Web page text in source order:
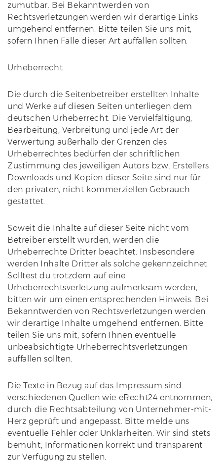
zumutbar. Bei Bekanntwerden von
Rechtsverletzungen werden wir derartige Links
umgehend entfernen. Bitte teilen Sie uns mit,
sofern Ihnen Fälle dieser Art auffallen sollten.
Urheberrecht
Die durch die Seitenbetreiber erstellten Inhalte
und Werke auf diesen Seiten unterliegen dem
deutschen Urheberrecht. Die Vervielfältigung,
Bearbeitung, Verbreitung und jede Art der
Verwertung außerhalb der Grenzen des
Urheberrechtes bedürfen der schriftlichen
Zustimmung des jeweiligen Autors bzw. Erstellers.
Downloads und Kopien dieser Seite sind nur für
den privaten, nicht kommerziellen Gebrauch
gestattet.
Soweit die Inhalte auf dieser Seite nicht vom
Betreiber erstellt wurden, werden die
Urheberrechte Dritter beachtet. Insbesondere
werden Inhalte Dritter als solche gekennzeichnet.
Solltest du trotzdem auf eine
Urheberrechtsverletzung aufmerksam werden,
bitten wir um einen entsprechenden Hinweis. Bei
Bekanntwerden von Rechtsverletzungen werden
wir derartige Inhalte umgehend entfernen. Bitte
teilen Sie uns mit, sofern Ihnen eventuelle
unbeabsichtigte Urheberrechtsverletzungen
auffallen sollten.
Die Texte in Bezug auf das Impressum sind
verschiedenen Quellen wie eRecht24 entnommen,
durch die Rechtsabteilung von Unternehmer-mit-
Herz geprüft und angepasst. Bitte melde uns
eventuelle Fehler oder Unklarheiten. Wir sind stets
bemüht, Informationen korrekt und transparent
zur Verfügung zu stellen.